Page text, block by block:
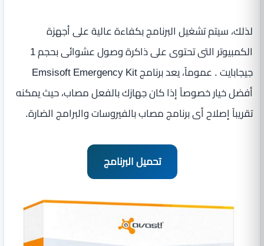
لذلك، سيتم تشغيل البرنامج بكفاءة عالية على أجهزة
الكمبيوتر التى تحتوى على ذاكرة وصول عشوائى بحجم 1
جيجابايت . عموماً، يعد برنامج Emsisoft Emergency Kit
أفضل خيار خصوصاً إذا كان جهازك بالفعل مصاب، حيث يمكنه
تقريباً إصلاح أى برنامج مصاب بالفيروسات والبرامج الضارة.
تحميل البرنامج